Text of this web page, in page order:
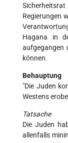
Regierungen
Hagana in
aufgegangen
können.
Behauptung
"Die Juden
Westens
Tatsache
Die Juden
allenfalls